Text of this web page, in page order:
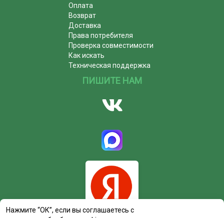
Оплата
Возврат
Доставка
Права потребителя
Проверка совместимости
Как искать
Техническая поддержка
ПИШИТЕ НАМ
Нажмите “ОК”, если вы соглашаетесь с